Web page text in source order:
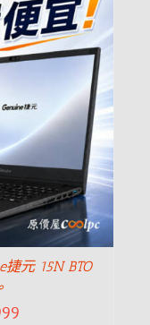
元 15N BTO